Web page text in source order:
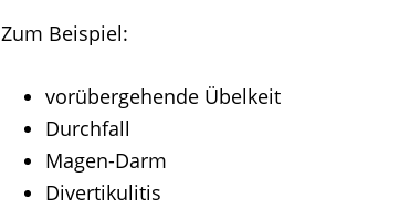
Zum Beispiel:
vorübergehende Übelkeit
Durchfall
Magen-Darm
Divertikulitis